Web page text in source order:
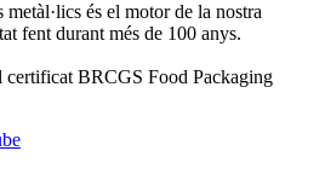
és el motor de la nostra
fent durant més de 100 anys.
certificat BRCGS Food Packaging